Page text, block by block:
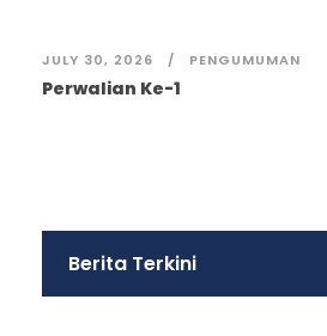
JULY 30, 2026 PENGUMUMAN
Perwalian Ke-1
Berita Terkini